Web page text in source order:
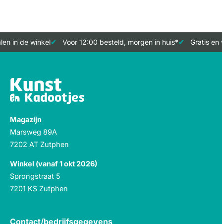
in de winkel Voor 12:00 besteld, morgen in huis* Gratis en
Magazijn
Marsweg 89A
7202 AT Zutphen
Winkel (vanaf 1 okt 2026)
Sprongstraat 5
7201 KS Zutphen
Contact/bedrijfsgegevens